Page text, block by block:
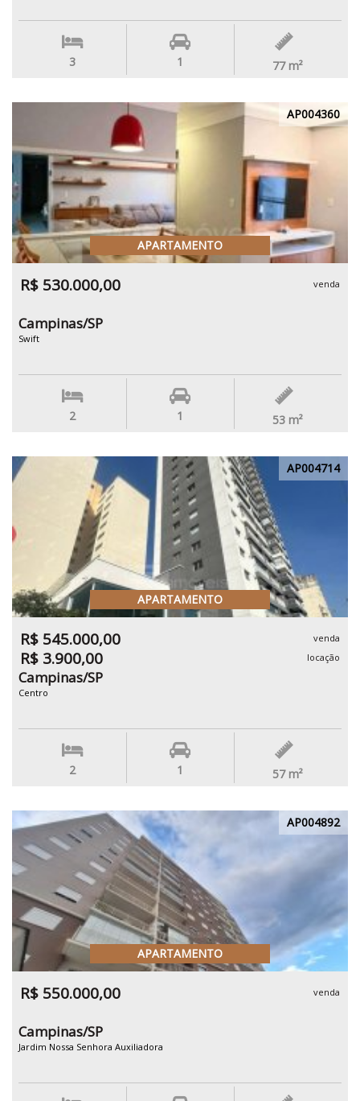
3 1 77 m²
AP004360
APARTAMENTO
R$ 530.000,00 venda
Campinas/SP
Swift
2 1 53 m²
AP004714
APARTAMENTO
R$ 545.000,00 venda
R$ 3.900,00 locação
Campinas/SP
Centro
2 1 57 m²
AP004892
APARTAMENTO
R$ 550.000,00 venda
Campinas/SP
Jardim Nossa Senhora Auxiliadora